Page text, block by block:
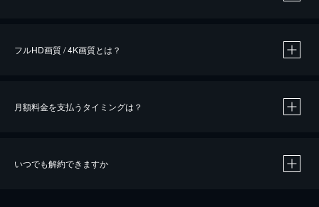
※40％ポイント還元の対象は、クレジットカード決済による作品の購入 / レンタルです。
iOSアプリのUコイン決済による作品の購入 / レンタルは、20％のポイント還元です。
フルHD画質 / 4K画質とは？
月額料金を支払うタイミングは？
いつでも解約できますか